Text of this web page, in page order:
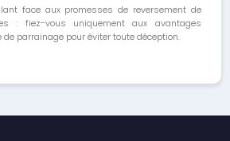
face aux promesses de reversement de
: fiez-vous uniquement aux avantages
parrainage pour éviter toute déception.